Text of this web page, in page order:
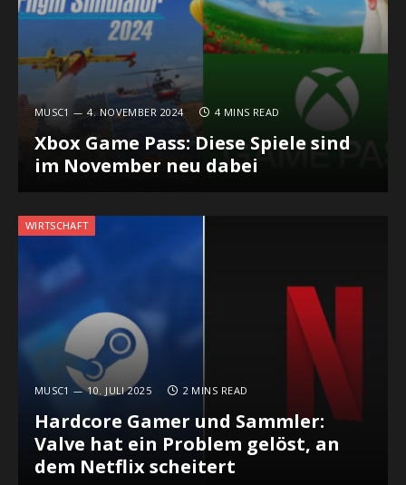
MUSC1 4. NOVEMBER 2024 4 MINS READ
Xbox Game Pass: Diese Spiele sind
im November neu dabei
WIRTSCHAFT
MUSC1 10. JULI 2025 2 MINS READ
Hardcore Gamer und Sammler:
Valve hat ein Problem gelöst, an
dem Netflix scheitert